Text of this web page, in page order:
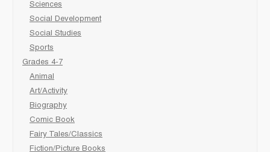
Sciences
Social Development
Social Studies
Sports
Grades 4-7
Animal
Art/Activity
Biography
Comic Book
Fairy Tales/Classics
Fiction/Picture Books